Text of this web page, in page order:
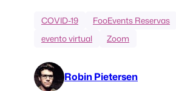
COVID-19
FooEvents Reservas
evento virtual
Zoom
Robin Pietersen